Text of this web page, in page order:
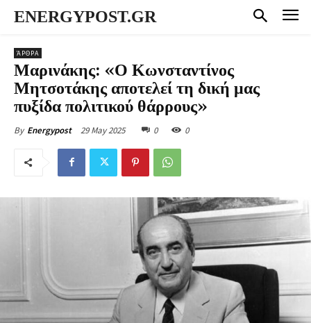
ENERGYPOST.GR
ΆΡΘΡΑ
Μαρινάκης: «Ο Κωνσταντίνος
Μητσοτάκης αποτελεί τη δική μας
πυξίδα πολιτικού θάρρους»
By Energypost 29 May 2025 0 0